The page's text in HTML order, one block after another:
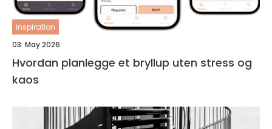
inspiration
03. May 2026
Hvordan planlegge et bryllup uten stress og
kaos